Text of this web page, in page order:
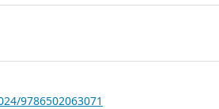
9786502063071